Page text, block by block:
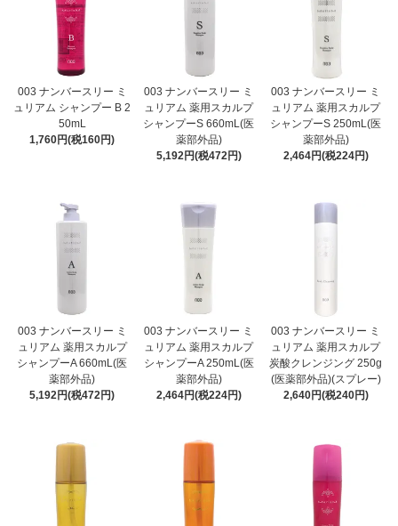
003 ナンバースリー ミ
ュリアム シャンプー B 2
50mL
1,760円(税160円)
003 ナンバースリー ミ
ュリアム 薬用スカルプ
シャンプーS 660mL(医
薬部外品)
5,192円(税472円)
003 ナンバースリー ミ
ュリアム 薬用スカルプ
シャンプーS 250mL(医
薬部外品)
2,464円(税224円)
003 ナンバースリー ミ
ュリアム 薬用スカルプ
シャンプーA 660mL(医
薬部外品)
5,192円(税472円)
003 ナンバースリー ミ
ュリアム 薬用スカルプ
シャンプーA 250mL(医
薬部外品)
2,464円(税224円)
003 ナンバースリー ミ
ュリアム 薬用スカルプ
炭酸クレンジング 250g
(医薬部外品)(スプレー)
2,640円(税240円)